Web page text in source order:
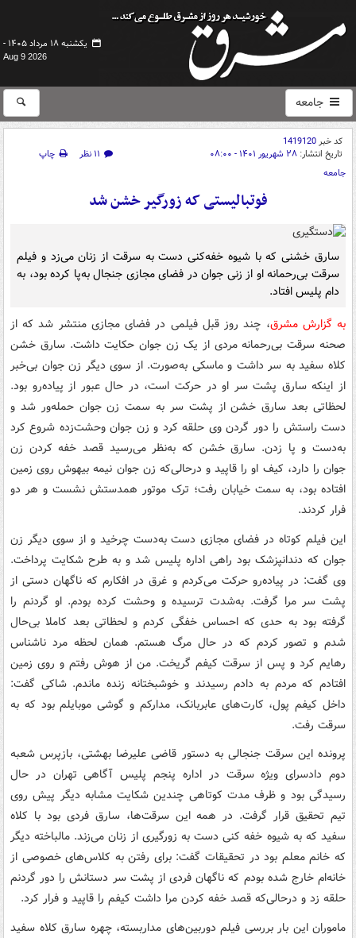
یکشنبه ۱۸ مرداد ۱۴۰۵ -
Aug 9 2026
جامعه
کد خبر1419120
تاریخ انتشار: ۲۸ شهریور ۱۴۰۱ - ۰۸:۰۰ ۱۱ نظر
چاپ
جامعه
فوتبالیستی که زورگیر خشن شد
سارق خشنی که با شیوه خفه‌کنی دست به سرقت از زنان می‌زد و فیلم
سرقت بی‌رحمانه او از زنی جوان در فضای مجازی جنجال به‌پا کرده بود، به
دام پلیس افتاد.
به گزارش مشرق، چند روز قبل فیلمی در فضای مجازی منتشر شد که از
صحنه سرقت بی‌رحمانه مردی از یک زن جوان حکایت داشت. سارق خشن
کلاه سفید به سر داشت و ماسکی به‌صورت. از سوی دیگر زن جوان بی‌خبر
از اینکه سارق پشت سر او در حرکت است، در حال عبور از پیاده‌رو بود.
لحظاتی بعد سارق خشن از پشت سر به سمت زن جوان حمله‌ور شد و
دست راستش را دور گردن وی حلقه کرد و زن جوان وحشت‌زده شروع کرد
به‌دست و پا زدن. سارق خشن که به‌نظر می‌رسید قصد خفه کردن زن
جوان را دارد، کیف او را قاپید و درحالی‌که زن جوان نیمه بیهوش روی زمین
افتاده بود، به سمت خیابان رفت؛ ترک موتور همدستش نشست و هر دو
فرار کردند.
این فیلم کوتاه در فضای مجازی دست به‌دست چرخید و از سوی دیگر زن
جوان که دندانپزشک بود راهی اداره پلیس شد و به طرح شکایت پرداخت.
وی گفت: در پیاده‌رو حرکت می‌کردم و غرق در افکارم که ناگهان دستی از
پشت سر مرا گرفت. به‌شدت ترسیده و وحشت کرده بودم. او گردنم را
گرفته بود به حدی که احساس خفگی کردم و لحظاتی بعد کاملا بی‌حال
شدم و تصور کردم که در حال مرگ هستم. همان لحظه مرد ناشناس
رهایم کرد و پس از سرقت کیفم گریخت. من از هوش رفتم و روی زمین
افتادم که مردم به دادم رسیدند و خوشبختانه زنده ماندم. شاکی گفت:
داخل کیفم پول، ‌کارت‌های عابربانک، مدارکم و گوشی موبایلم بود که به
سرقت رفت.
پرونده این سرقت جنجالی به دستور قاضی علیرضا بهشتی، بازپرس شعبه
دوم دادسرای ویژه سرقت در اداره پنجم پلیس آگاهی تهران در حال
رسیدگی بود و ظرف مدت کوتاهی چندین شکایت مشابه دیگر پیش روی
تیم تحقیق قرار گرفت. در همه این سرقت‌ها، سارق فردی بود با کلاه
سفید که به شیوه خفه کنی دست به زورگیری از زنان می‌زند. مالباخته دیگر
که خانم معلم بود در تحقیقات گفت: برای رفتن به کلاس‌های خصوصی از
خانه‌ام خارج شده بودم که ناگهان فردی از پشت سر دستانش را دور گردنم
حلقه زد و درحالی‌که قصد خفه کردن مرا داشت کیفم را قاپید و فرار کرد.
ماموران این بار بررسی فیلم دوربین‌های مداربسته، چهره سارق کلاه سفید